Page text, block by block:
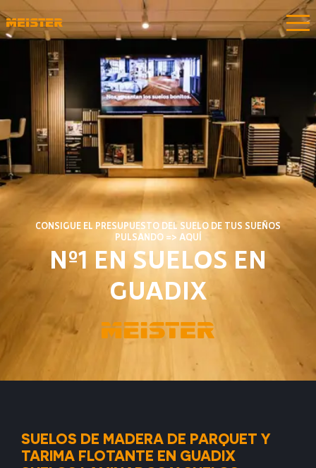
CONSIGUE EL PRESUPUESTO DEL SUELO DE TUS SUEÑOS
PULSANDO => AQUÍ
Nº1 EN SUELOS EN
GUADIX
SUELOS DE MADERA DE PARQUET Y
TARIMA FLOTANTE EN GUADIX